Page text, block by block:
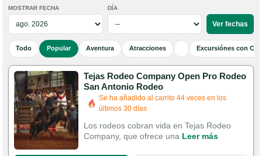
MOSTRAR FECHA DÍA
Todo Popular Aventura Atracciones Excursiónes con
Tejas Rodeo Company Open Pro Rodeo
San Antonio Rodeo
Se ha añadido al carrito 44 veces en los
últimos 30 días
Los rodeos cobran vida en Tejas Rodeo
Company, que ofrece una Leer más